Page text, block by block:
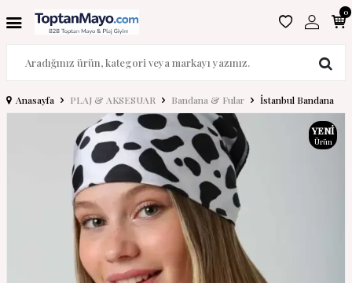
0
Anasayfa PLAJ & AKSESUAR Bandana & Fular İstanbul Bandana
YENI
Ürün